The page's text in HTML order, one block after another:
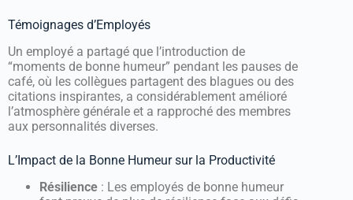
Témoignages d’Employés
Un employé a partagé que l’introduction de
“moments de bonne humeur” pendant les pauses de
café, où les collègues partagent des blagues ou des
citations inspirantes, a considérablement amélioré
l’atmosphère générale et a rapproché des membres
aux personnalités diverses.
L’Impact de la Bonne Humeur sur la Productivité
Résilience : Les employés de bonne humeur